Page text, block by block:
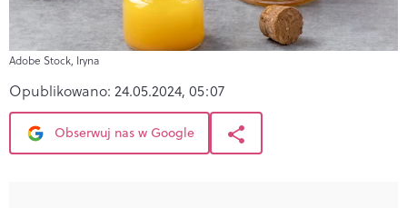
Adobe Stock, Iryna
Opublikowano: 24.05.2024, 05:07
Obserwuj nas w Google